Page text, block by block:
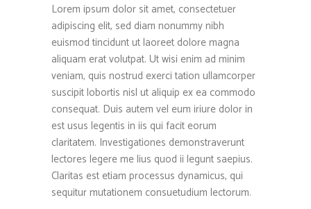
Lorem ipsum dolor sit amet, consectetuer
adipiscing elit, sed diam nonummy nibh
euismod tincidunt ut laoreet dolore magna
aliquam erat volutpat. Ut wisi enim ad minim
veniam, quis nostrud exerci tation ullamcorper
suscipit lobortis nisl ut aliquip ex ea commodo
consequat. Duis autem vel eum iriure dolor in
est usus legentis in iis qui facit eorum
claritatem. Investigationes demonstraverunt
lectores legere me lius quod ii legunt saepius.
Claritas est etiam processus dynamicus, qui
sequitur mutationem consuetudium lectorum.